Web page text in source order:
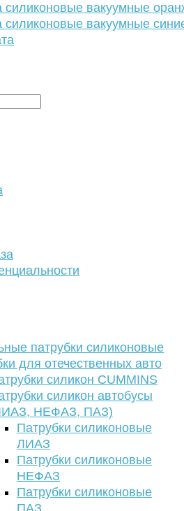
силиконовые вакуумные
силиконовые вакуумные
патрубки силиконовые
для отечественных авто
силикон CUMMINS
силикон автобусы
НЕФАЗ, ПАЗ)
Патрубки силиконовые
ЛИАЗ
Патрубки силиконовые
НЕФАЗ
Патрубки силиконовые
ПАЗ